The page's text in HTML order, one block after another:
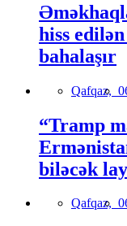
hiss
bahalaşır
Qafqaz,
“Tramp
biləcək
Qafqaz,